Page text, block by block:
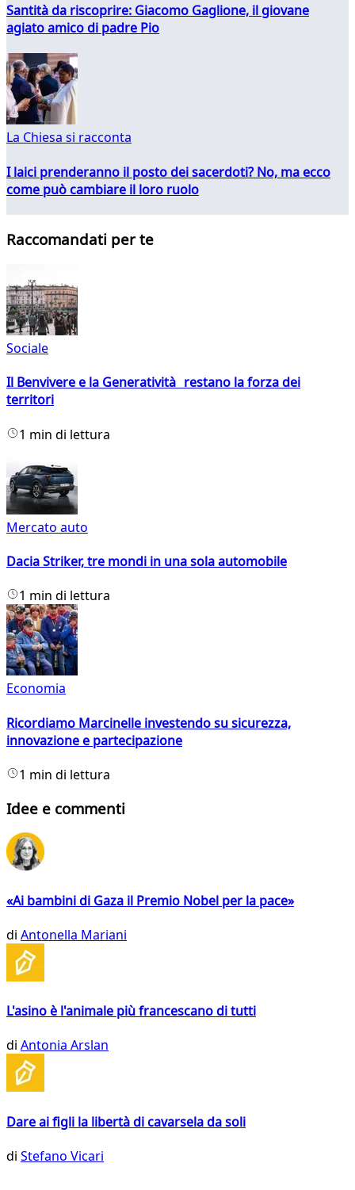
Santità da riscoprire: Giacomo Gaglione, il giovane
agiato amico di padre Pio
La Chiesa si racconta
I laici prenderanno il posto dei sacerdoti? No, ma ecco
come può cambiare il loro ruolo
Raccomandati per te
Sociale
Il Benvivere e la Generatività restano la forza dei
territori
1 min di lettura
Mercato auto
Dacia Striker, tre mondi in una sola automobile
1 min di lettura
Economia
Ricordiamo Marcinelle investendo su sicurezza,
innovazione e partecipazione
1 min di lettura
Idee e commenti
«Ai bambini di Gaza il Premio Nobel per la pace»
di Antonella Mariani
L'asino è l'animale più francescano di tutti
di Antonia Arslan
Dare ai figli la libertà di cavarsela da soli
di Stefano Vicari